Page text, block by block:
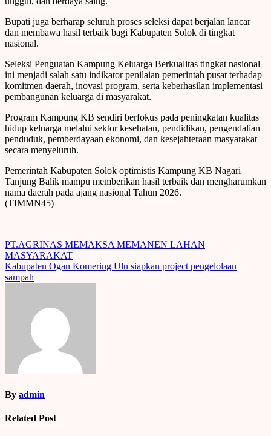
Bupati juga berharap seluruh proses seleksi dapat berjalan lancar
dan membawa hasil terbaik bagi Kabupaten Solok di tingkat
nasional.
Seleksi Penguatan Kampung Keluarga Berkualitas tingkat nasional
ini menjadi salah satu indikator penilaian pemerintah pusat terhadap
komitmen daerah, inovasi program, serta keberhasilan implementasi
pembangunan keluarga di masyarakat.
Program Kampung KB sendiri berfokus pada peningkatan kualitas
hidup keluarga melalui sektor kesehatan, pendidikan, pengendalian
penduduk, pemberdayaan ekonomi, dan kesejahteraan masyarakat
secara menyeluruh.
Pemerintah Kabupaten Solok optimistis Kampung KB Nagari
Tanjung Balik mampu memberikan hasil terbaik dan mengharumkan
nama daerah pada ajang nasional Tahun 2026.
(TIMMN45)
Post
navigation
PT.AGRINAS MEMAKSA MEMANEN LAHAN
MASYARAKAT
Kabupaten Ogan Komering Ulu siapkan project pengelolaan
sampah
By admin
Related Post